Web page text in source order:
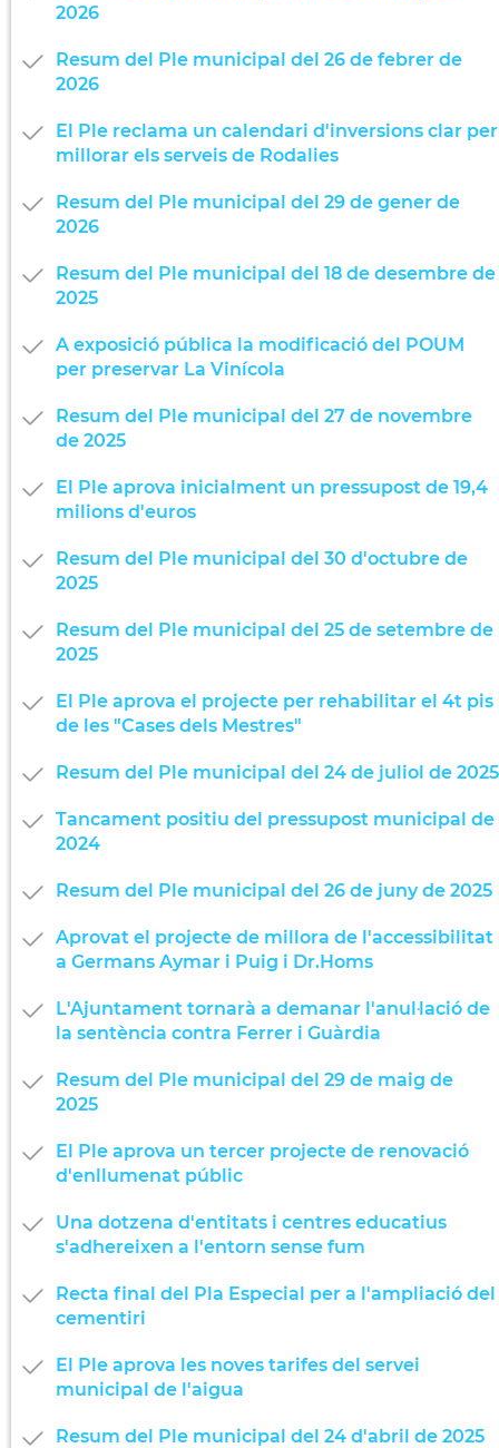
2026
Resum del Ple municipal del 26 de febrer de
2026
El Ple reclama un calendari d'inversions clar per
millorar els serveis de Rodalies
Resum del Ple municipal del 29 de gener de
2026
Resum del Ple municipal del 18 de desembre de
2025
A exposició pública la modificació del POUM
per preservar La Vinícola
Resum del Ple municipal del 27 de novembre
de 2025
El Ple aprova inicialment un pressupost de 19,4
milions d'euros
Resum del Ple municipal del 30 d'octubre de
2025
Resum del Ple municipal del 25 de setembre de
2025
El Ple aprova el projecte per rehabilitar el 4t pis
de les "Cases dels Mestres"
Resum del Ple municipal del 24 de juliol de 2025
Tancament positiu del pressupost municipal de
2024
Resum del Ple municipal del 26 de juny de 2025
Aprovat el projecte de millora de l'accessibilitat
a Germans Aymar i Puig i Dr.Homs
L'Ajuntament tornarà a demanar l'anul·lació de
la sentència contra Ferrer i Guàrdia
Resum del Ple municipal del 29 de maig de
2025
El Ple aprova un tercer projecte de renovació
d'enllumenat públic
Una dotzena d'entitats i centres educatius
s'adhereixen a l'entorn sense fum
Recta final del Pla Especial per a l'ampliació del
cementiri
El Ple aprova les noves tarifes del servei
municipal de l'aigua
Resum del Ple municipal del 24 d'abril de 2025